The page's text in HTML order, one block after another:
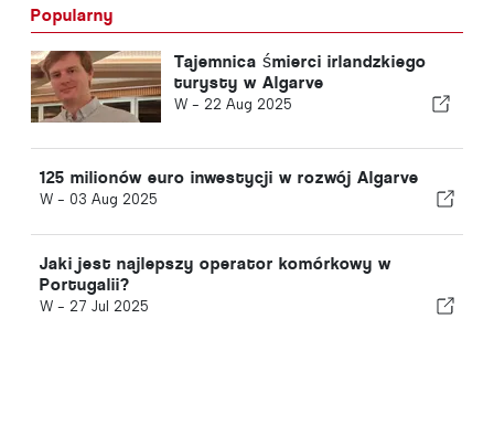
Popularny
Tajemnica śmierci irlandzkiego
turysty w Algarve
W - 22 Aug 2025
125 milionów euro inwestycji w rozwój Algarve
W - 03 Aug 2025
Jaki jest najlepszy operator komórkowy w
Portugalii?
W - 27 Jul 2025